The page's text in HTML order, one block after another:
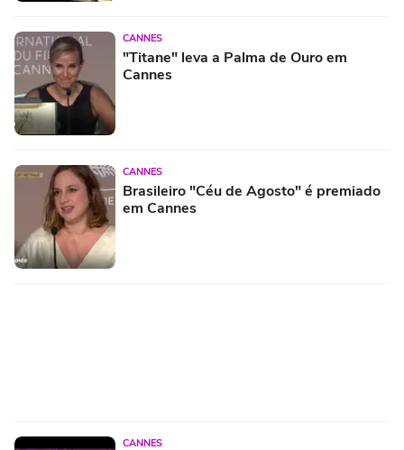
CANNES
"Titane" leva a Palma de Ouro em
Cannes
CANNES
Brasileiro "Céu de Agosto" é premiado
em Cannes
CANNES